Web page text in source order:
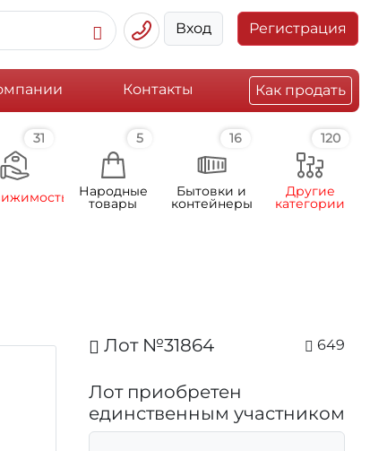
Вход Регистрация
Контакты Как продать
31 5
Народные
товары
16
Бытовки и
контейнеры
120
Другие
категории
Лот №31864 649
Лот приобретен
единственным участником